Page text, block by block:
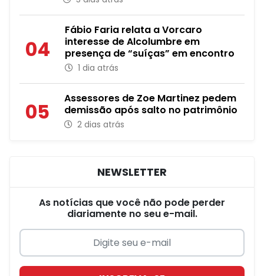
04
Fábio Faria relata a Vorcaro
interesse de Alcolumbre em
presença de “suíças” em encontro
1 dia atrás
05
Assessores de Zoe Martinez pedem
demissão após salto no patrimônio
2 dias atrás
NEWSLETTER
As notícias que você não pode perder
diariamente no seu e-mail.